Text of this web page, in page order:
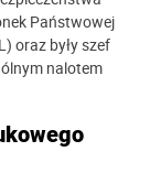
Państwowej
oraz były szef
nalotem